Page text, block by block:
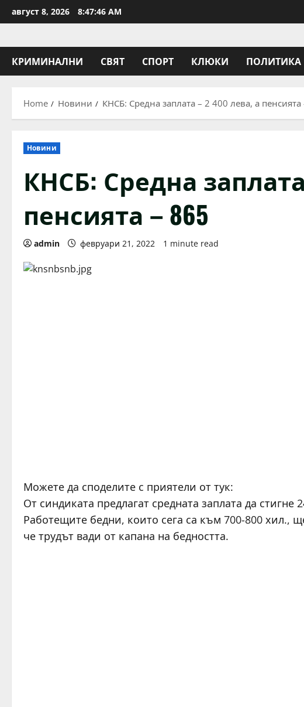
to
август 8, 2026 8:47:47 AM
КРИМИНАЛНИ СВЯТ СПОРТ КЛЮКИ ПОЛИТИКА
Home Новини КНСБ: Средна заплата – 2 400 лева, а пенсията
Новини
КНСБ: Средна
пенсията – 865
admin февруари 21, 2022 1 minute read
Можете да споделите с приятели от тук:
От синдиката предлагат средната заплата да стигне
Работещите бедни, които сега са към 700-800 хил.,
че трудът вади от капана на бедността.